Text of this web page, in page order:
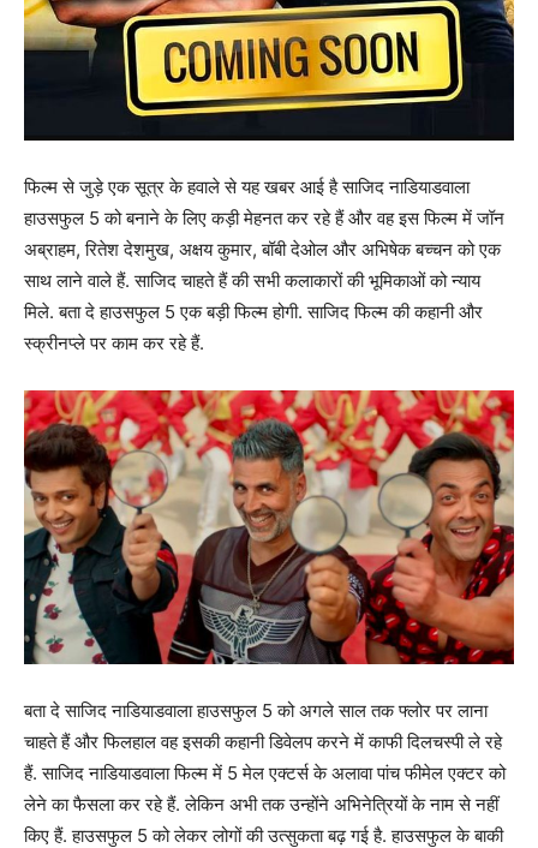
फिल्म से जुड़े एक सूत्र के हवाले से यह खबर आई है साजिद नाडियाडवाला
हाउसफुल 5 को बनाने के लिए कड़ी मेहनत कर रहे हैं और वह इस फिल्म में जॉन
अब्राहम, रितेश देशमुख, अक्षय कुमार, बॉबी देओल और अभिषेक बच्चन को एक
साथ लाने वाले हैं. साजिद चाहते हैं की सभी कलाकारों की भूमिकाओं को न्याय
मिले. बता दे हाउसफुल 5 एक बड़ी फिल्म होगी. साजिद फिल्म की कहानी और
स्क्रीनप्ले पर काम कर रहे हैं.
बता दे साजिद नाडियाडवाला हाउसफुल 5 को अगले साल तक फ्लोर पर लाना
चाहते हैं और फिलहाल वह इसकी कहानी डिवेलप करने में काफी दिलचस्पी ले रहे
हैं. साजिद नाडियाडवाला फिल्म में 5 मेल एक्टर्स के अलावा पांच फीमेल एक्टर को
लेने का फैसला कर रहे हैं. लेकिन अभी तक उन्होंने अभिनेत्रियों के नाम से नहीं
किए हैं. हाउसफुल 5 को लेकर लोगों की उत्सुकता बढ़ गई है. हाउसफुल के बाकी